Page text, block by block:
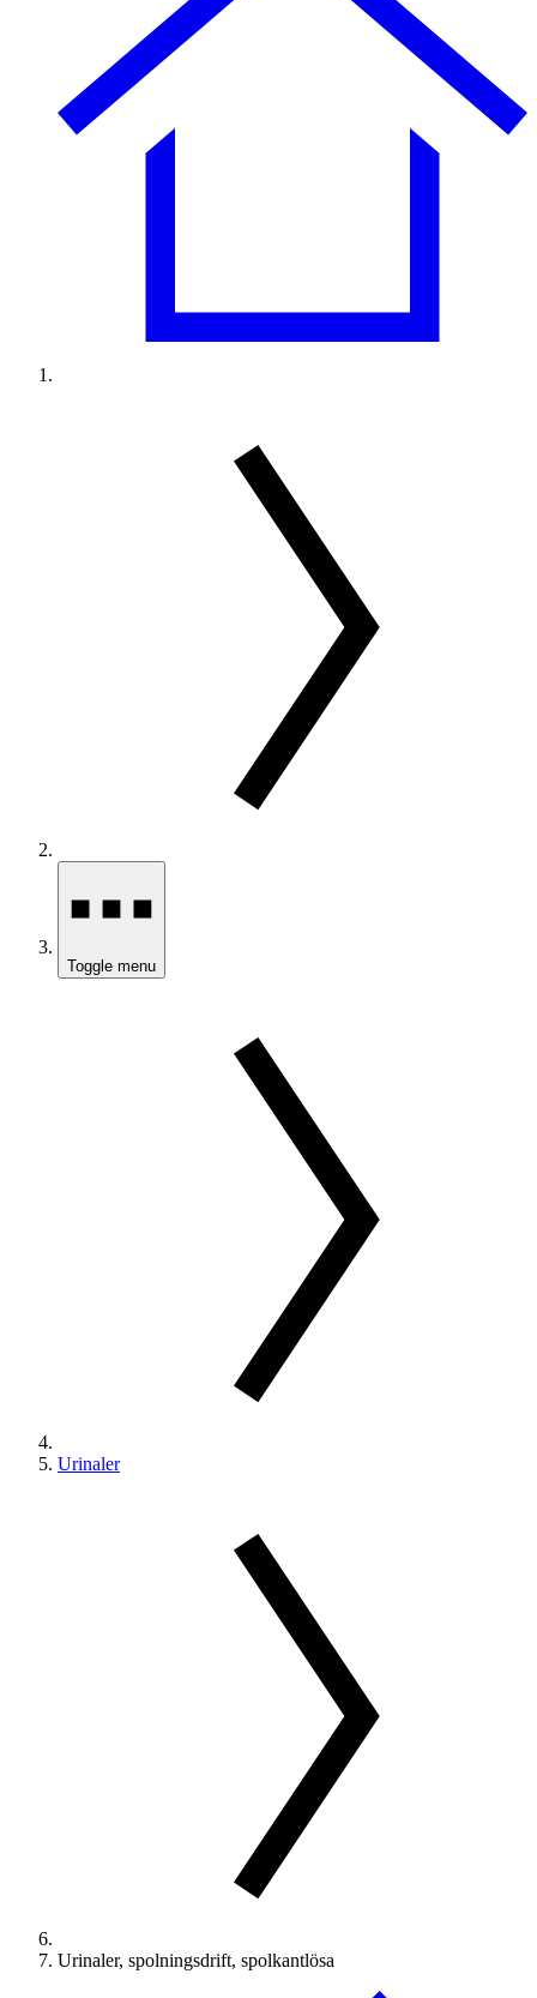
Toggle menu
Urinaler
Urinaler, spolningsdrift, spolkantlösa